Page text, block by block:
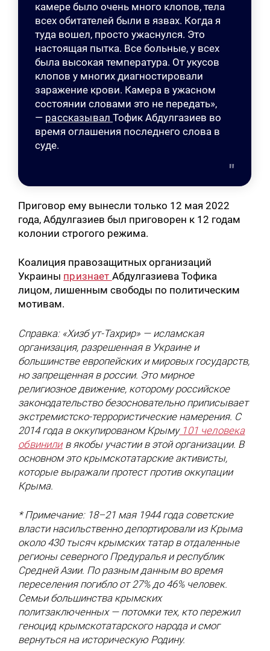
камере было очень много клопов, тела
всех обитателей были в язвах. Когда я
туда вошел, просто ужаснулся. Это
настоящая пытка. Все больные, у всех
была высокая температура. От укусов
клопов у многих диагностировали
заражение крови. Камера в ужасном
состоянии словами это не передать»,
— рассказывалТофик Абдулгазиев во
время оглашения последнего слова в
суде.
Приговор ему вынесли только 12 мая 2022
года, Абдулгазиев был приговорен к 12 годам
колонии строгого режима.
Коалиция правозащитных организаций
Украины признает Абдулгазиева Тофика
лицом, лишенным свободы по политическим
мотивам.
Справка: «Хизб ут-Тахрир» — исламская
организация, разрешенная в Украине и
большинстве европейских и мировых государств,
но запрещенная в россии. Это мирное
религиозное движение, которому российское
законодательство безосновательно приписывает
экстремистско-террористические намерения. С
2014 года в оккупированом Крыму101 человека
обвинилив якобы участии в этой организации. В
основном это крымскотатарские активисты,
которые выражали протест против оккупации
Крыма.
* Примечание: 18–21 мая 1944 года советские
власти насильственно депортировали из Крыма
около 430 тысяч крымских татар в отдаленные
регионы северного Предуралья и республик
Средней Азии. По разным данным во время
переселения погибло от 27% до 46% человек.
Семьи большинства крымских
политзаключенных — потомки тех, кто пережил
геноцид крымскотатарского народа и смог
вернуться на историческую Родину.